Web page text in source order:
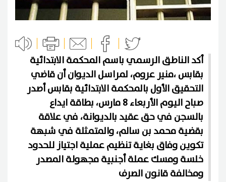
أكد الناطق الرسمي باسم المحكمة الابتدائية
بقابس ،منير عروم، لمراسل الديوان أن قاضي
التحقيق الأول بالمحكمة الابتدائية بقابس أصدر
صباح اليوم الأربعاء 8 مارس، بطاقة ايداع
بالسجن في حق عقيد بالديوانة، في علاقة
بقضية محمد بن سالم، والمتمثلة في شبهة
تكوين وفاق بغاية تنظيم عملية اجتياز للحدود
خلسة ومسك عملة أجنبية مجهولة المصدر
ومخالفة قانون الصرف